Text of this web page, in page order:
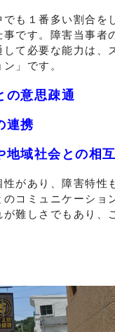
も１番多い割合を
事です。障害当事者
して必要な能力は、
」です。
の意思疎通
連携
地域社会との相
があり、障害特性
コミュニケーショ
難しさでもあり、